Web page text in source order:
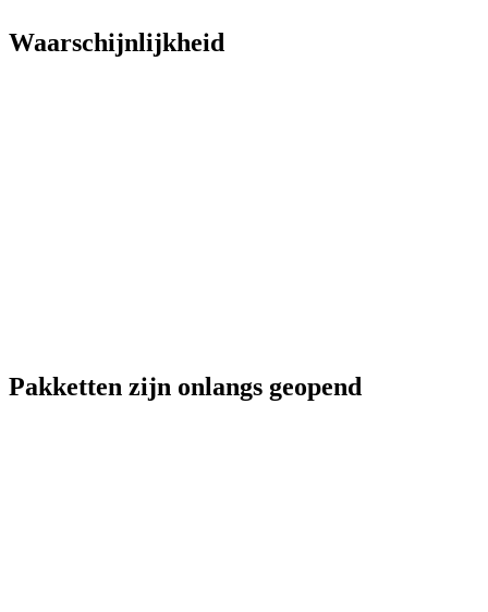
Waarschijnlijkheid
Pakketten zijn onlangs geopend